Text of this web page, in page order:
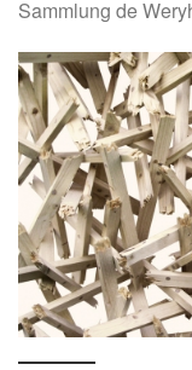
Sammlung de